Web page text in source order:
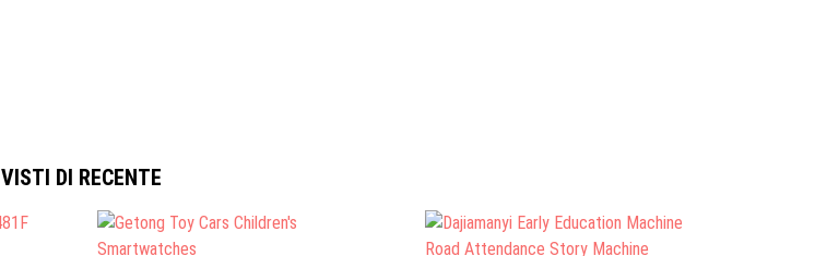
VISTI DI RECENTE